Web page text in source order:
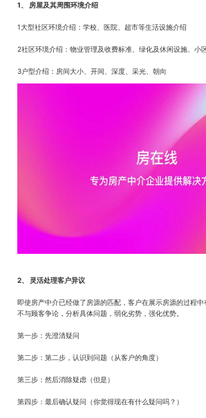
1、 房屋及其周围环境介绍
1大型社区环境介绍：学校、医院、超市等生活设施介绍
2社区环境介绍：物业管理及收费标准、绿化及休闲设施、小
3户型介绍：房间大小、开间、深度、采光、朝向
2、 灵活处理客户异议
即使房产中介已经做了房源的匹配，客户在展示房源的过程中
不与顾客争论，分析具体问题，弱化劣势，强化优势。
第一步：先澄清疑问
第二步：第二步，认识到问题（从客户的角度）
第三步：然后消除疑虑（但是）
第四步：最后确认疑问（你觉得现在有什么疑问吗？）